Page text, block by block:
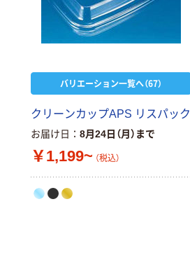
バリエーション一覧へ（67）
クリーンカップAPS リスパック
お届け日 8月24日（月）まで
￥1,199~ （税込）